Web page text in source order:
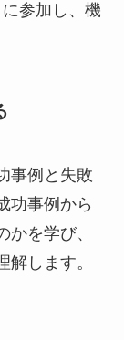
参加し、機
事例と失敗
功事例から
を学び、
します。